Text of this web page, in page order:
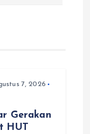
7, 2026
Gerakan
HUT